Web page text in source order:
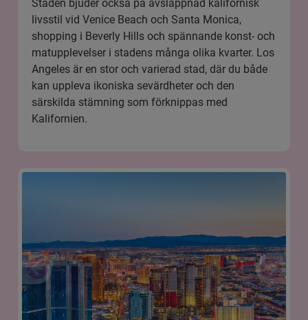
Staden bjuder också på avslappnad kalifornisk
livsstil vid Venice Beach och Santa Monica,
shopping i Beverly Hills och spännande konst- och
matupplevelser i stadens många olika kvarter. Los
Angeles är en stor och varierad stad, där du både
kan uppleva ikoniska sevärdheter och den
särskilda stämning som förknippas med
Kalifornien.